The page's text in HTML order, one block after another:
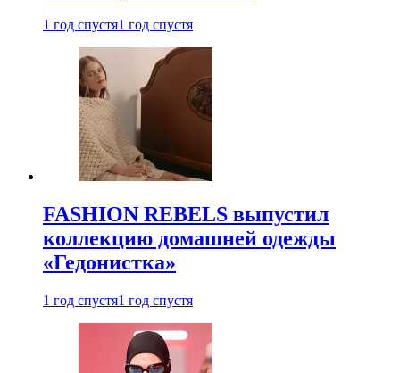
1 год спустя1 год спустя
FASHION REBELS выпустил
коллекцию домашней одежды
«Гедонистка»
1 год спустя1 год спустя